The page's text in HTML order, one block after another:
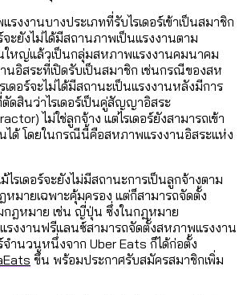
งงานบางประเภทที่รับไรเดอร์เข้าเป็นสมาชิก
ะยังไม่ได้มีสถานภาพเป็นแรงงานตาม
หญ่แล้วเป็นกลุ่มสหภาพแรงงานคมนาคม
อิสระที่เปิดรับเป็นสมาชิก เช่นกรณีของสห
ดอร์จะไม่ได้มีสถานะเป็นแรงงานหลังมีการ
ดสินว่าไรเดอร์เป็นคู่สัญญาอิสระ
ไม่ใช่ลูกจ้าง แต่ไรเดอร์ยังสามารถเข้า
ได้ โดยในกรณีนี้คือสหภาพแรงงานอิสระแห่ง
ไรเดอร์จะยังไม่มีสถานะการเป็นลูกจ้างตาม
มายเฉพาะคุ้มครอง แต่ก็สามารถจัดตั้ง
กฎหมาย เช่น ญี่ปุ่น ซึ่งในกฎหมาย
รงงานฟรีแลนซ์สามารถจัดตั้งสหภาพแรงงาน
จำนวนหนึ่งจาก Uber Eats ก็ได้ก่อตั้ง
ขึ้น พร้อมประกาศรับสมัครสมาชิกเพิ่ม